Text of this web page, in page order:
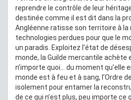
reprendre le contrôle de leur
destinée comme il est dit dans la
Angléenne ratisse son territoire à la
technologies perdues pour que le
un paradis. Exploitez l’état de
monde, la Guilde mercantile achète
n’importe quoi... du moment qu’elle
monde est à feu et à sang, l’Ordre
isolement pour entamer la
de ce qui n’est plus, peu importe ce